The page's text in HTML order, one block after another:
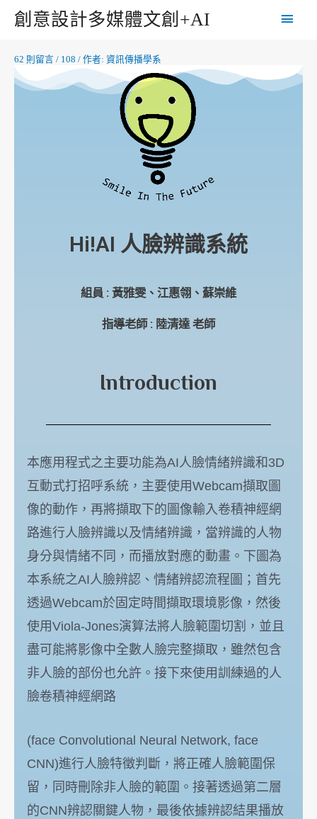
創意設計多媒體文創+AI
62 則留言 / 108 / 作者: 資訊傳播學系
Hi!AI 人臉辨識系統
組員 : 黃雅雯、江惠翎、蘇崇維
指導老師 : 陸清達 老師
Introduction
本應用程式之主要功能為AI人臉情緒辨識和3D
互動式打招呼系統，主要使用Webcam擷取圖
像的動作，再將擷取下的圖像輸入卷積神經網
路進行人臉辨識以及情緒辨識，當辨識的人物
身分與情緒不同，而播放對應的動畫。下圖為
本系統之AI人臉辨認、情緒辨認流程圖；首先
透過Webcam於固定時間擷取環境影像，然後
使用Viola-Jones演算法將人臉範圍切割，並且
盡可能將影像中全數人臉完整擷取，雖然包含
非人臉的部份也允許。接下來使用訓練過的人
臉卷積神經網路
(face Convolutional Neural Network, face
CNN)進行人臉特徵判斷，將正確人臉範圍保
留，同時刪除非人臉的範圍。接著透過第二層
的CNN辨認關鍵人物，最後依據辨認結果播放